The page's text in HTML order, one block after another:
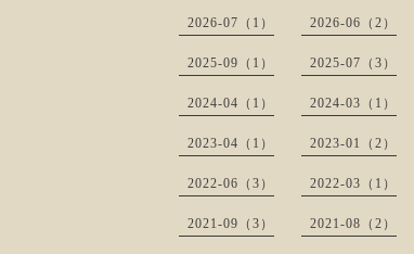
2026-07（1） 2026-06（2）
2025-09（1） 2025-07（3）
2024-04（1） 2024-03（1）
2023-04（1） 2023-01（2）
2022-06（3） 2022-03（1）
2021-09（3） 2021-08（2）